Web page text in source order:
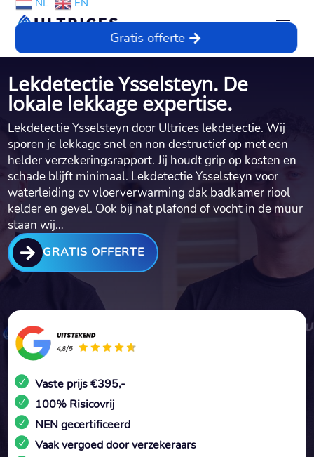
NL EN
Gratis offerte
Lekdetectie Ysselsteyn. De
lokale lekkage expertise.
Lekdetectie Ysselsteyn door Ultrices lekdetectie.​ Wij
sporen je lekkage snel en non destructief op met een
helder verzekeringsrapport.​ Jij houdt grip op kosten en
schade blijft minimaal.​ Lekdetectie Ysselsteyn voor
waterleiding cv vloerverwarming dak badkamer riool
kelder en gevel.​ Ook bij nat plafond of vocht in de muur
staan wij…
 GRATIS OFFERTE
Vaste prijs €395,-
100% Risicovrij
NEN gecertificeerd
Vaak vergoed door verzekeraars